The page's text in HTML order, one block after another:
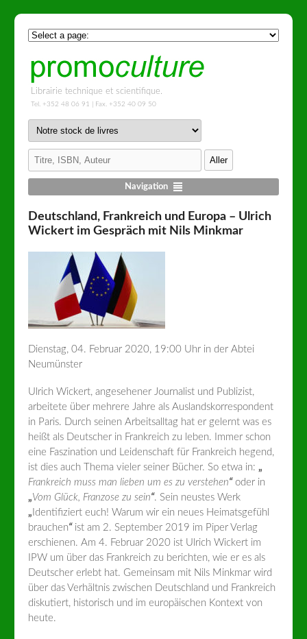
Librairie technique et scientifique.
Tel. +352 48 06 91 | Fax. +352 40 09 50
Navigation
Deutschland, Frankreich und Europa – Ulrich
Wickert im Gespräch mit Nils Minkmar
Dienstag, 04. Februar 2020, 19:00 Uhr in der Abtei
Neumünster
Ulrich Wickert, angesehener Journalist und Publizist,
arbeitete über mehrere Jahre als Auslandskorrespondent
in Paris. Durch seinen Arbeitsalltag hat er gelernt was es
heißt als Deutscher in Frankreich zu leben. Immer schon
eine Faszination und Leidenschaft für Frankreich hegend,
ist dies auch Thema vieler seiner Bücher. So etwa in:„
Frankreich muss man lieben um es zu verstehen“ oder in
„Vom Glück, Franzose zu sein“. Sein neustes Werk
„ Identifiziert euch! Warum wir ein neues Heimatsgefühl
brauchen“ ist am 2. September 2019 im Piper Verlag
erschienen. Am 4. Februar 2020 ist Ulrich Wickert im
IPW um über das Frankreich zu berichten, wie er es als
Deutscher erlebt hat. Gemeinsam mit Nils Minkmar wird
über das Verhältnis zwischen Deutschland und Frankreich
diskutiert, historisch und im europäischen Kontext von
heute.